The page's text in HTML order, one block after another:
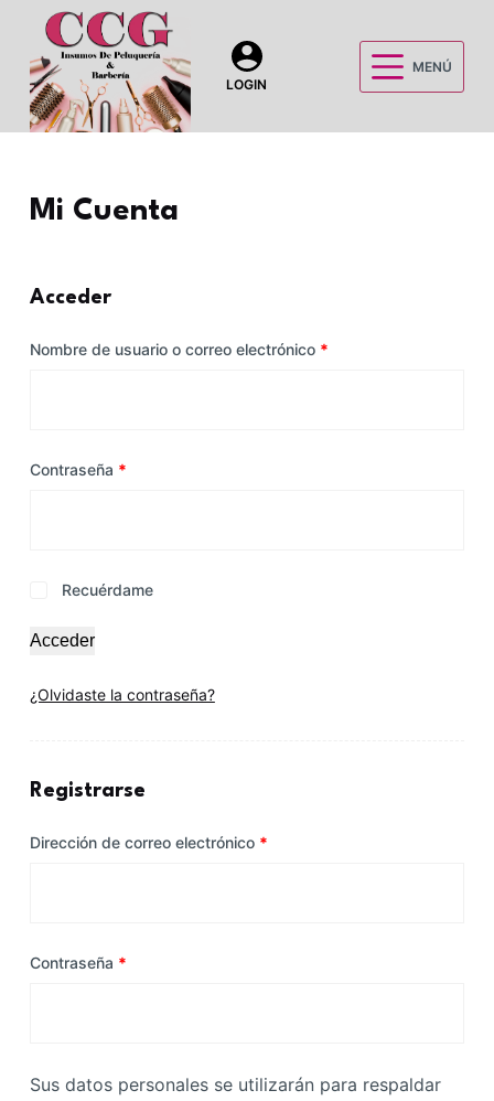
a
LOGIN
MENÚ
Mi Cuenta
Acceder
Nombre de usuario o correo electrónico *
Contraseña *
Recuérdame
Acceder
¿Olvidaste la contraseña?
Registrarse
Dirección de correo electrónico *
Contraseña *
Sus datos personales se utilizarán para respaldar